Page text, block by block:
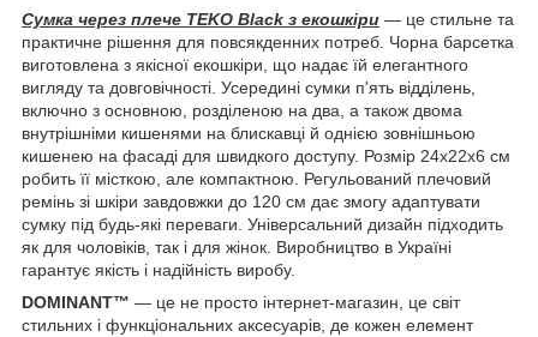
Сумка через плече TEKO Black з екошкіри — це стильне та
практичне рішення для повсякденних потреб. Чорна барсетка
виготовлена з якісної екошкіри, що надає їй елегантного
вигляду та довговічності. Усередині сумки п'ять відділень,
включно з основною, розділеною на два, а також двома
внутрішніми кишенями на блискавці й однією зовнішньою
кишенею на фасаді для швидкого доступу. Розмір 24х22х6 см
робить її місткою, але компактною. Регульований плечовий
ремінь зі шкіри завдовжки до 120 см дає змогу адаптувати
сумку під будь-які переваги. Універсальний дизайн підходить
як для чоловіків, так і для жінок. Виробництво в Україні
гарантує якість і надійність виробу.
DOMINANT™ — це не просто інтернет-магазин, це світ
стильних і функціональних аксесуарів, де кожен елемент